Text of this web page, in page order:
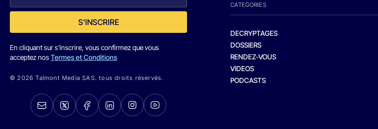
S'INSCRIRE
En cliquant sur s'inscrire, vous confirmez que vous
acceptez nosTermes et Conditions
© 2026 Talmont Media SAS. tous droits réservés.
CATEGORIES
DECRYPTAGES
DOSSIERS
RENDEZ-VOUS
VIDEOS
PODCASTS